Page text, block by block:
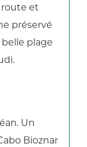
route et
préservé
belle plage
Un
Bioznar